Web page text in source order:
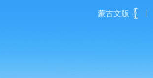
蒙古文版